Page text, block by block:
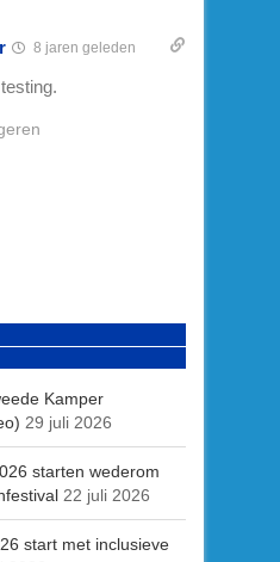
8 jaren geleden
Kamper
29 juli 2026
starten wederom
22 juli 2026
start met inclusieve